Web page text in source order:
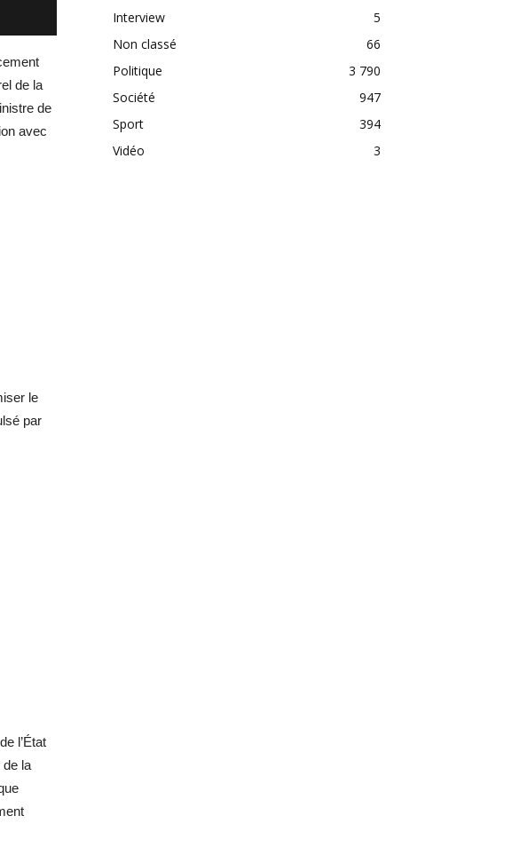
de la
de
avec
le
par
l’État
de la
Interview
5
Non classé
66
Politique
3 790
Société
947
Sport
394
Vidéo
3